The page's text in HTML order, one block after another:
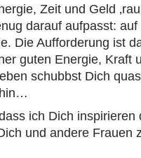
Zeit und Geld
darauf aufpasst:
Die Aufforderung ist
guten Energie, Kraft
schubbst Dich
ich Dich inspirieren
und andere Frauen